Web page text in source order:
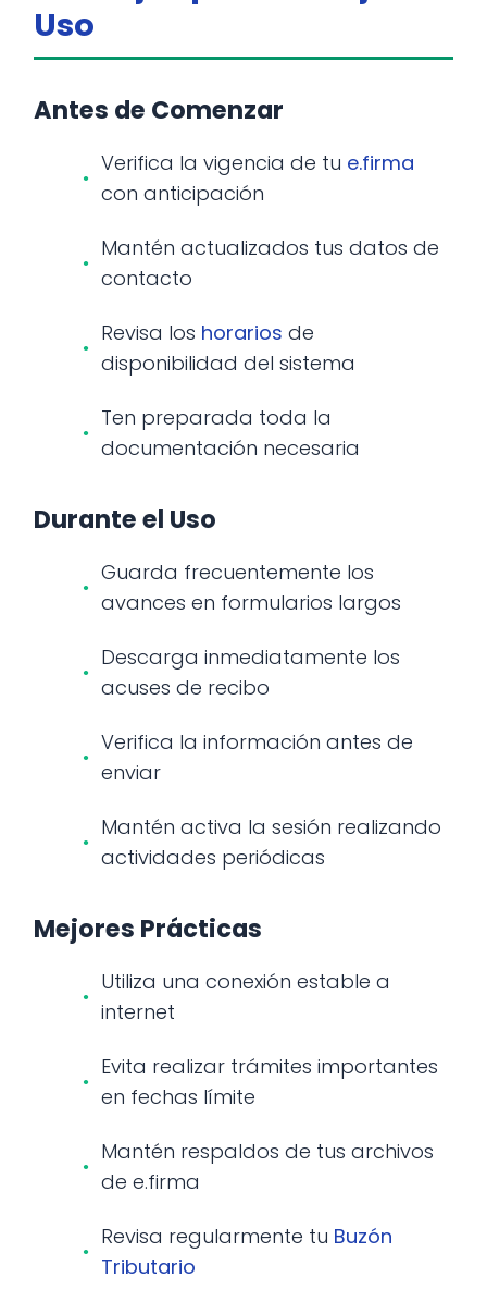
Uso
Antes de Comenzar
Verifica la vigencia de tu e.firma
con anticipación
Mantén actualizados tus datos de
contacto
Revisa los horarios de
disponibilidad del sistema
Ten preparada toda la
documentación necesaria
Durante el Uso
Guarda frecuentemente los
avances en formularios largos
Descarga inmediatamente los
acuses de recibo
Verifica la información antes de
enviar
Mantén activa la sesión realizando
actividades periódicas
Mejores Prácticas
Utiliza una conexión estable a
internet
Evita realizar trámites importantes
en fechas límite
Mantén respaldos de tus archivos
de e.firma
Revisa regularmente tu Buzón
Tributario